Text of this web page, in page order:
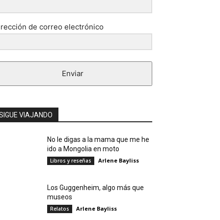
de correo electrónico
Enviar
VIAJANDO
No le digas a la mama que me he
ido a Mongolia en moto
Libros y reseñas Arlene Bayliss
Los Guggenheim, algo más que
museos
Relatos Arlene Bayliss